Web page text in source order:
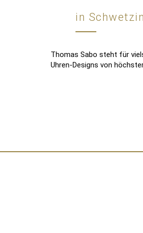
in
Thomas Sabo steht für
Uhren-Designs von